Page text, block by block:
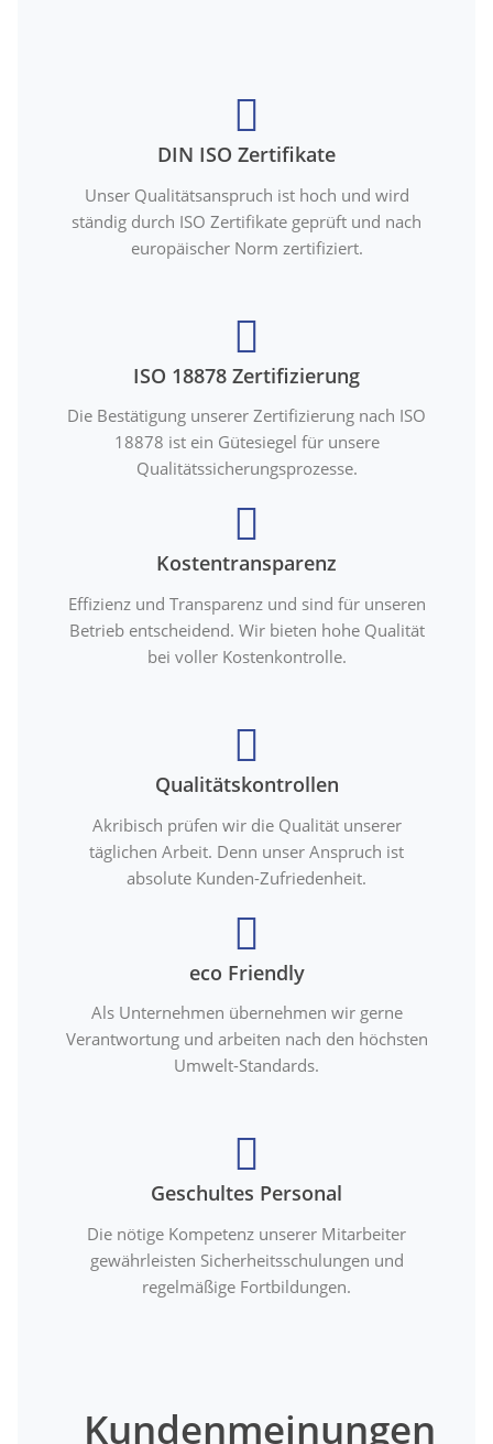
DIN ISO Zertifikate
Unser Qualitätsanspruch ist hoch und wird
ständig durch ISO Zertifikate geprüft und nach
europäischer Norm zertifiziert.
ISO 18878 Zertifizierung
Die Bestätigung unserer Zertifizierung nach ISO
18878 ist ein Gütesiegel für unsere
Qualitätssicherungsprozesse.
Kostentransparenz
Effizienz und Transparenz und sind für unseren
Betrieb entscheidend. Wir bieten hohe Qualität
bei voller Kostenkontrolle.
Qualitätskontrollen
Akribisch prüfen wir die Qualität unserer
täglichen Arbeit. Denn unser Anspruch ist
absolute Kunden-Zufriedenheit.
eco Friendly
Als Unternehmen übernehmen wir gerne
Verantwortung und arbeiten nach den höchsten
Umwelt-Standards.
Geschultes Personal
Die nötige Kompetenz unserer Mitarbeiter
gewährleisten Sicherheitsschulungen und
regelmäßige Fortbildungen.
Kundenmeinungen